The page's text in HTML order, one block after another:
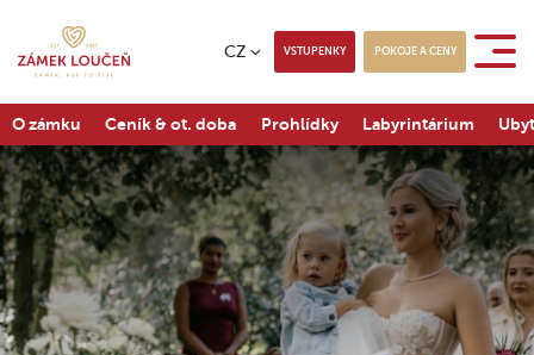
CZ VSTUPENKY POKOJE A CENY
O zámku Ceník & ot. doba Prohlídky Labyrintárium